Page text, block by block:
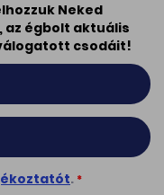
Neked
égbolt aktuális
csodáit!
. *